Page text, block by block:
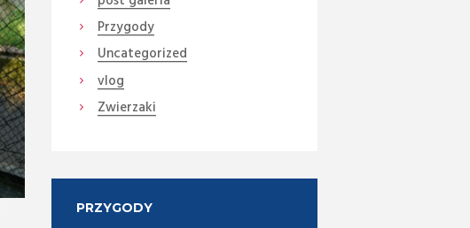
Przygody
Uncategorized
vlog
Zwierzaki
PRZYGODY